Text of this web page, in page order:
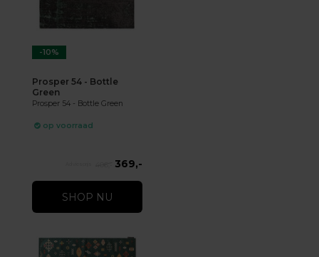
-10%
Prosper 54 - Bottle
Green
Prosper 54 - Bottle Green
op voorraad
369,-
SHOP NU